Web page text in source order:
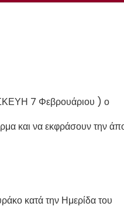
7 Φεβρουάριου ) ο
και να εκφράσουν την
κατά την Ημερίδα του